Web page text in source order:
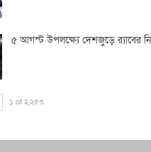
৫ আগস্ট উপলক্ষ্যে দেশজুড়ে র‌্যাবের
১ of ২,২৫৩